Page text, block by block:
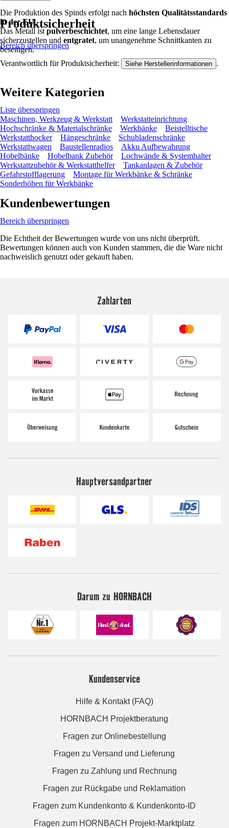
Die Produktion des Spinds erfolgt nach höchsten Qualitätsstandards
in der EU.
Das Metall ist pulverbeschichtet, um eine lange Lebensdauer
sicherzustellen und entgratet, um unangenehme Schnittkanten zu
beseitigen.
Produktsicherheit
Bereich überspringen
Verantwortlich für Produktsicherheit: Siehe Herstellerinformationen .
Weitere Kategorien
Liste überspringen
Maschinen, Werkzeug & Werkstatt
Werkstatteinrichtung
Hochschränke & Materialschränke
Werkbänke
Beistelltische
Werkstatthocker
Hängeschränke
Schubladenschränke
Werkstattwagen
Baustellenradios
Akku Aufbewahrung
Hobelbänke
Hobelbank Zubehör
Lochwände & Systemhalter
Werkstattzubehör & Werkstatthelfer
Tankanlagen & Zubehör
Gefahrstofflagerung
Montage für Werkbänke & Schränke
Sonderhöhen für Werkbänke
Kundenbewertungen
Bereich überspringen
Die Echtheit der Bewertungen wurde von uns nicht überprüft.
Bewertungen können auch von Kunden stammen, die die Ware nicht
nachweislich genutzt oder gekauft haben.
Zahlarten
Hauptversandpartner
Darum zu HORNBACH
Kundenservice
Hilfe & Kontakt (FAQ)
HORNBACH Projektberatung
Fragen zur Onlinebestellung
Fragen zu Versand und Lieferung
Fragen zu Zahlung und Rechnung
Fragen zur Rückgabe und Reklamation
Fragen zum Kundenkonto & Kundenkonto-ID
Fragen zum HORNBACH Projekt-Marktplatz